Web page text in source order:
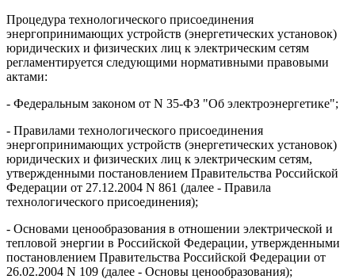
Процедура технологического присоединения
энергопринимающих устройств (энергетических установок)
юридических и физических лиц к электрическим сетям
регламентируется следующими нормативными правовыми
актами:
- Федеральным законом от N 35-ФЗ "Об электроэнергетике";
- Правилами технологического присоединения
энергопринимающих устройств (энергетических установок)
юридических и физических лиц к электрическим сетям,
утвержденными постановлением Правительства Российской
Федерации от 27.12.2004 N 861 (далее - Правила
технологического присоединения);
- Основами ценообразования в отношении электрической и
тепловой энергии в Российской Федерации, утвержденными
постановлением Правительства Российской Федерации от
26.02.2004 N 109 (далее - Основы ценообразования);